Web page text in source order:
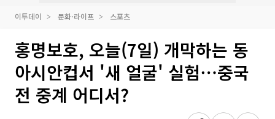
이투데이 문화·라이프 스포츠
홍명보호, 오늘(7일) 개막하는 동
아시안컵서 '새 얼굴' 실험⋯중국
전 중계 어디서?